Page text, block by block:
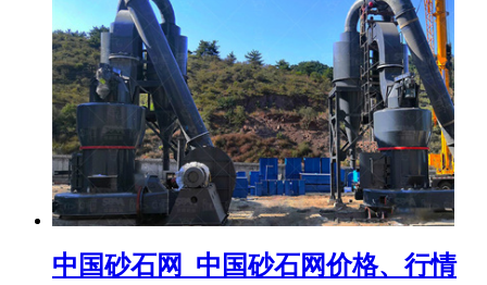
中国砂石网_中国砂石网价格、行情